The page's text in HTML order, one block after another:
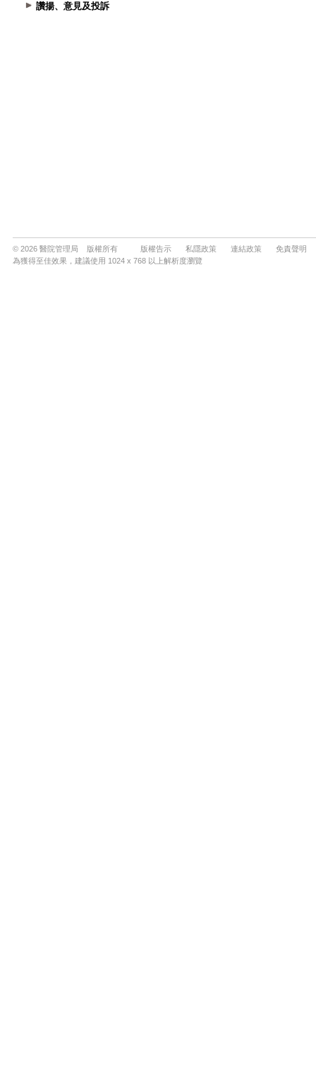
讚揚、意見及投訴
© 2026 醫院管理局 版權所有 版權告示 私隱政策 連結政策
免責聲明
為獲得至佳效果，建議使用 1024 x 768 以上解析度瀏覽